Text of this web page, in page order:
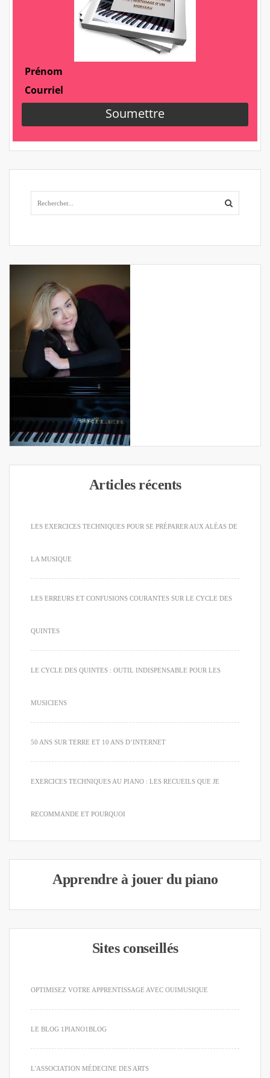
Articles récents
LES EXERCICES TECHNIQUES POUR SE PRÉPARER AUX ALÉAS DE
LA MUSIQUE
LES ERREURS ET CONFUSIONS COURANTES SUR LE CYCLE DES
QUINTES
LE CYCLE DES QUINTES : OUTIL INDISPENSABLE POUR LES
MUSICIENS
50 ANS SUR TERRE ET 10 ANS D’INTERNET
EXERCICES TECHNIQUES AU PIANO : LES RECUEILS QUE JE
RECOMMANDE ET POURQUOI
Apprendre à jouer du piano
Sites conseillés
OPTIMISEZ VOTRE APPRENTISSAGE AVEC OUIMUSIQUE
LE BLOG 1PIANO1BLOG
L'ASSOCIATION MÉDECINE DES ARTS